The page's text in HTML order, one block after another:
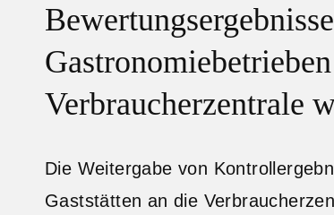
Verbraucherzentrale
Die Weitergabe von
Gaststätten an die